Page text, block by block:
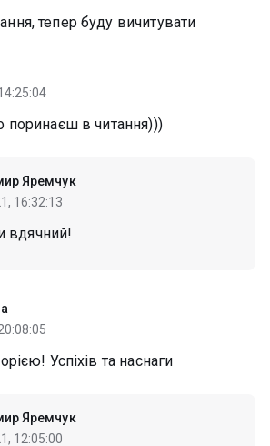
тепер буду вичитувати
поринаєш в читання)))
Яремчук
16:32:13
вдячний!
Успіхів та наснаги
Яремчук
12:05:00